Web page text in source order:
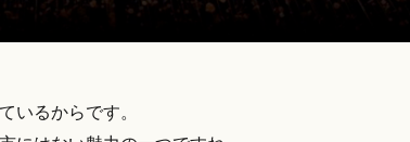
いるからです。